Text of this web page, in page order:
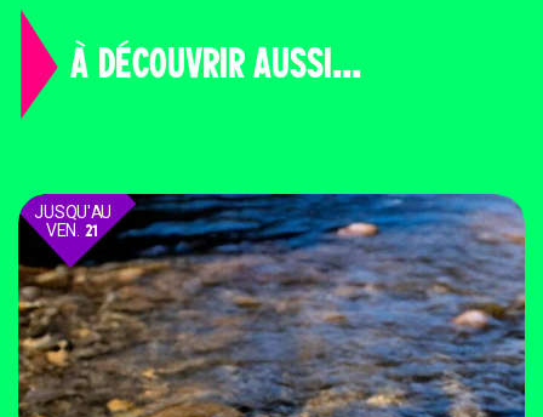
À DÉCOUVRIR AUSSI...
JUSQU'AU
VEN. 21
AOÛT